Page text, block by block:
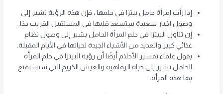
إذا رأت امرأة حامل بيتزا في حلمها ، فإن هذه الرؤية تشير إلى
وصول أخبار سعيدة ستسعد قلبها في المستقبل القريب جدًا.
إن تناول البيتزا في حلم المرأة الحامل يشير إلى وصول نظام
غذائي كبير والعديد من الأشياء الجيدة لحياتها في الأيام المقبلة.
يقول علماء تفسير الأحلام أيضًا أن رؤية البيتزا في حلم المرأة
الحامل تشير إلى حياة الرفاهية والعيش الكريم التي ستستمتع
بها هذه المرأة.